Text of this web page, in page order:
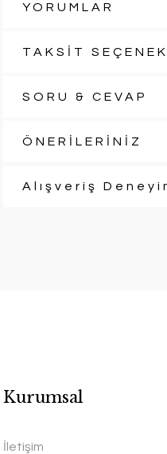
YORUMLAR
TAKSİT
SORU & CEVAP
ÖNERİLERİNİZ
Alışveriş
Kurumsal
İletişim